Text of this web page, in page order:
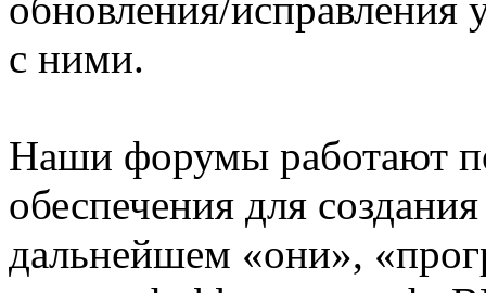
с ними.
Наши форумы работают
обеспечения для
дальнейшем «они»,